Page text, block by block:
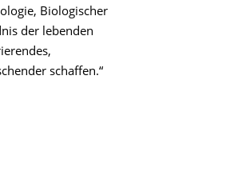
Biologischer
der lebenden
schaffen.“